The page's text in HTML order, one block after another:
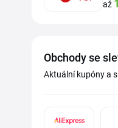
až
Obchody se
Aktuální kupóny a